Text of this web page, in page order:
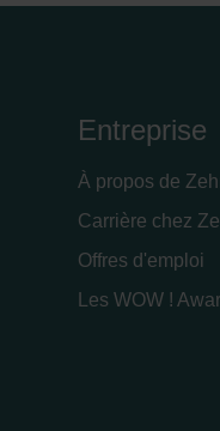
Sales International:
Schweiz AG:
Sp. z o.o.:
UK Limited: Privacy
Entreprise
À propos de
Carrière chez
Offres d'emploi
Les WOW !